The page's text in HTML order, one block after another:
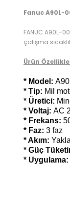
Fanuc A90L-
FANUC A90L-
çalışma
Ürün
* Model:
* Tip: Mil
* Üretici:
* Voltaj: AC
* Frekans:
* Faz: 3 faz
* Akım:
* Güç
* Uygulama: